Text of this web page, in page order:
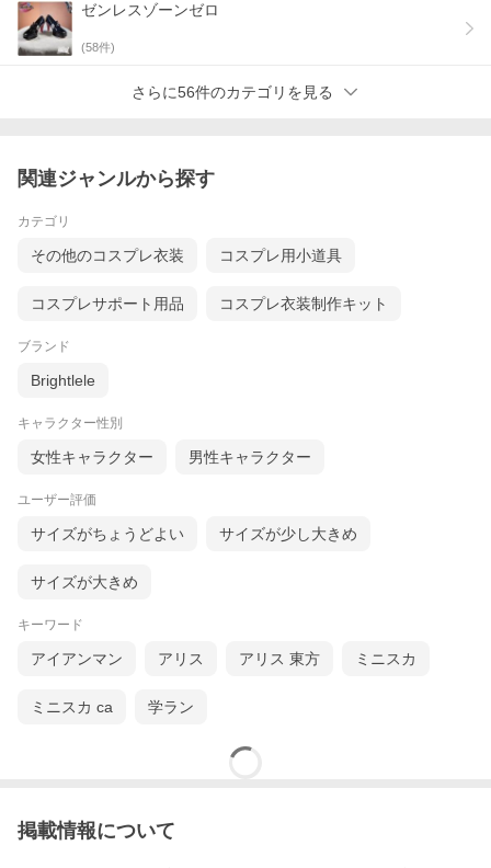
ゼンレスゾーンゼロ
(58件)
さらに56件のカテゴリを見る
関連ジャンルから探す
カテゴリ
その他のコスプレ衣装 コスプレ用小道具
コスプレサポート用品 コスプレ衣装制作キット
ブランド
Brightlele
キャラクター性別
女性キャラクター 男性キャラクター
ユーザー評価
サイズがちょうどよい サイズが少し大きめ
サイズが大きめ
キーワード
アイアンマン アリス アリス 東方 ミニスカ
ミニスカ ca 学ラン
掲載情報について